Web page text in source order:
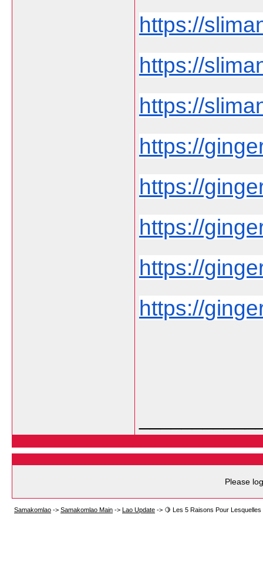
https://
https://
https://
https://
https://
https://
https://
https://
Please
Samakomlao -> Samakomlao Main -> Lao Update -> 🍋 Les 5 Raisons Pour